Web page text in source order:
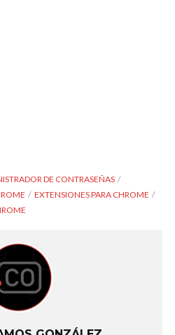
DE CONTRASEÑAS
EXTENSIONES PARA CHROME